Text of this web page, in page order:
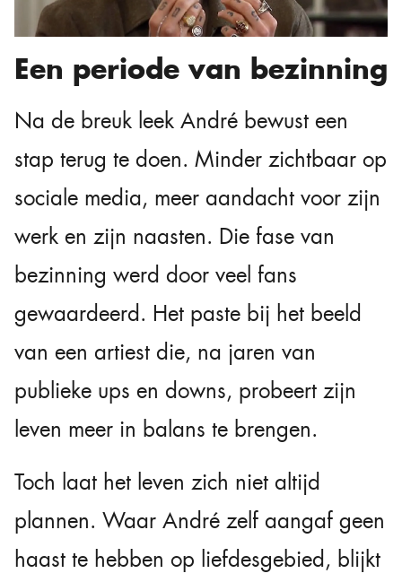
Een periode van bezinning
Na de breuk leek André bewust een
stap terug te doen. Minder zichtbaar op
sociale media, meer aandacht voor zijn
werk en zijn naasten. Die fase van
bezinning werd door veel fans
gewaardeerd. Het paste bij het beeld
van een artiest die, na jaren van
publieke ups en downs, probeert zijn
leven meer in balans te brengen.
Toch laat het leven zich niet altijd
plannen. Waar André zelf aangaf geen
haast te hebben op liefdesgebied, blijkt